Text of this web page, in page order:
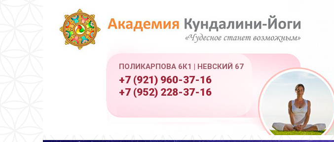
ПОЛИКАРПОВА 6К1 | НЕВСКИЙ 67
+7 (921) 960-37-16
+7 (952) 228-37-16